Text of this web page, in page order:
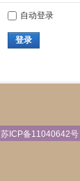
自动登录
登录
苏ICP备11040642号